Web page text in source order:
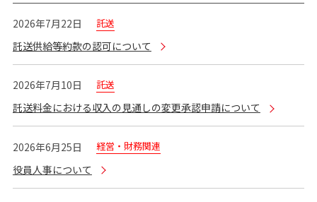
2026年7月22日 託送
託送供給等約款の認可について
2026年7月10日 託送
託送料金における収入の見通しの変更承認申請について
2026年6月25日 経営・財務関連
役員人事について